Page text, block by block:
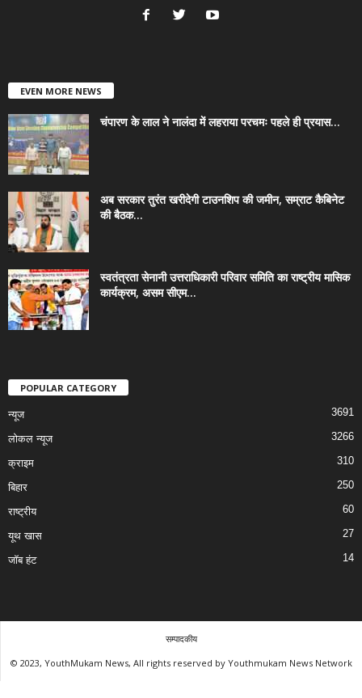
EVEN MORE NEWS
चंपारण के लाल ने नालंदा में लहराया परचमः पहले ही प्रयास...
अब सरकार तुरंत खरीदेगी टाउनशिप की जमीन, सम्राट कैबिनेट
की बैठक...
स्वतंत्रता सेनानी उत्तराधिकारी परिवार समिति का राष्ट्रीय मासिक
कार्यक्रम, असम सीएम...
POPULAR CATEGORY
न्यूज 3691
लोकल न्यूज 3266
क्राइम 310
बिहार 250
राष्ट्रीय 60
यूथ खास 27
जॉब हंट 14
सम्पादकीय
© 2023, YouthMukam News, All rights reserved by Youthmukam News Network